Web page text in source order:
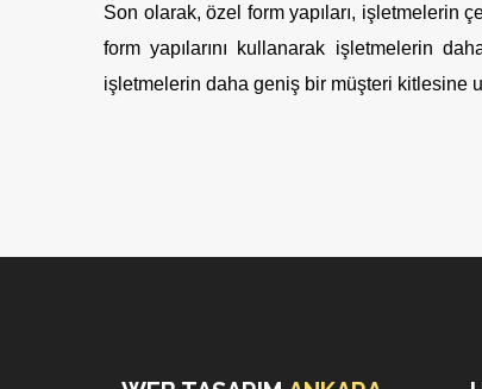
Son olarak, özel form yapıları, işletmelerin
form yapılarını kullanarak işletmelerin
işletmelerin daha geniş bir müşteri kitlesine